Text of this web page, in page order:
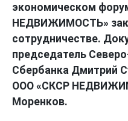
экономическом
НЕДВИЖИМОСТЬ»
сотрудничестве.
председатель
Сбербанка Дмитрий
ООО «СКСР
Моренков.